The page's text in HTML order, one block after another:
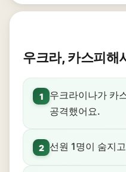
우크라, 카스피해
1
우크라이나가 카
공격했어요.
2 선원 1명이 숨지